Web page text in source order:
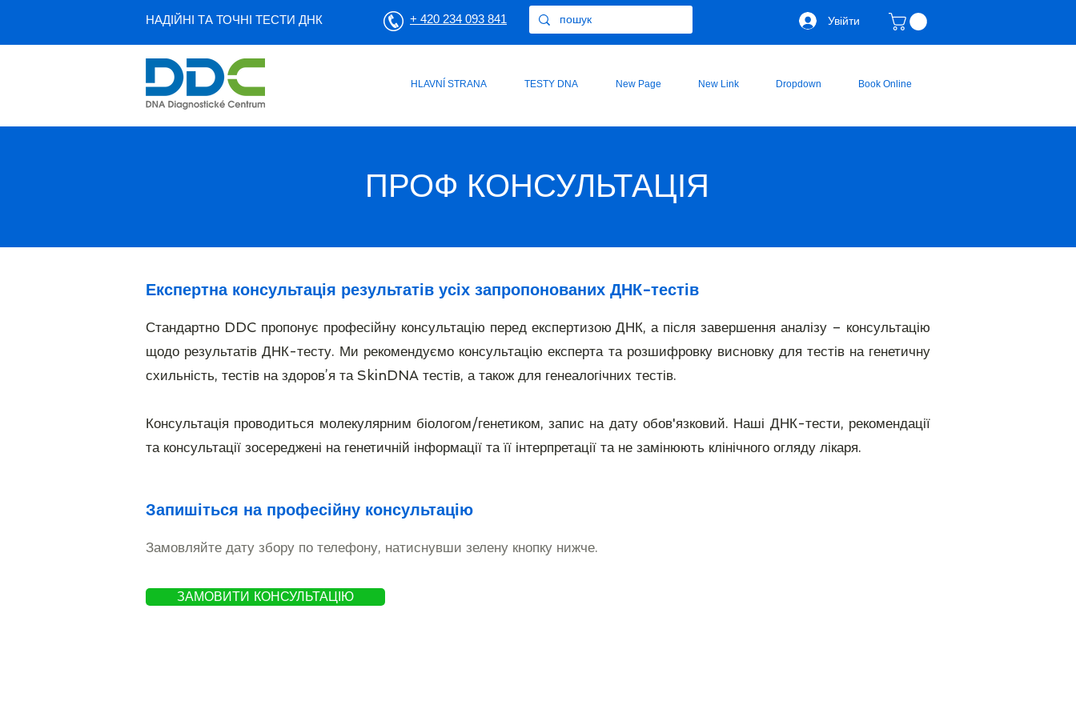
НАДІЙНІ ТА ТОЧНІ ТЕСТИ ДНК + 420 234 093 841 Увійти
HLAVNÍ STRANA TESTY DNA New Page New Link Dropdown Book Online
ПРОФ КОНСУЛЬТАЦІЯ
Експертна консультація результатів усіх запропонованих ДНК-тестів
Стандартно DDC пропонує професійну консультацію перед експертизою ДНК, а після завершення аналізу – консультацію
щодо результатів ДНК-тесту. Ми рекомендуємо консультацію експерта та розшифровку висновку для тестів на генетичну
схильність, тестів на здоров’я та SkinDNA тестів, а також для генеалогічних тестів.
Консультація проводиться молекулярним біологом/генетиком, запис на дату обов'язковий. Наші ДНК-тести, рекомендації
та консультації зосереджені на генетичній інформації та її інтерпретації та не замінюють клінічного огляду лікаря.
Запишіться на професійну консультацію
Замовляйте дату збору по телефону, натиснувши зелену кнопку нижче.
ЗАМОВИТИ КОНСУЛЬТАЦІЮ